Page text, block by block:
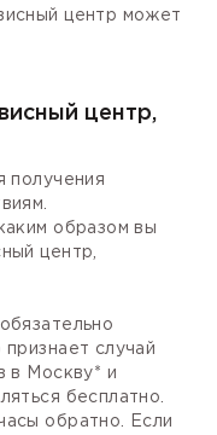
центр может
центр,
получения
образом вы
центр,
случай
в Москву* и
бесплатно.
обратно. Если